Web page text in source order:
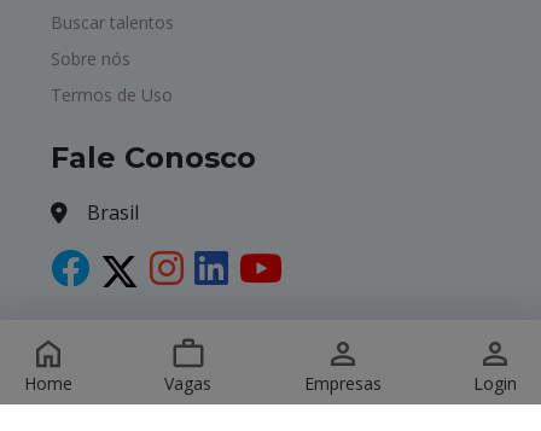
Home Vagas Empresas Login
Buscar talentos
Sobre nós
Termos de Uso
Fale Conosco
Brasil
Copyright © 2026 Havagas. All Rights Reserved.